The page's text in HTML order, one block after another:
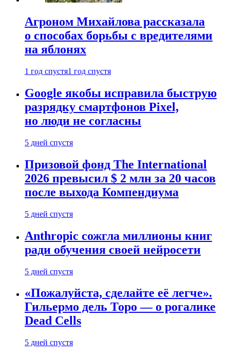
Агроном Михайлова рассказала
о способах борьбы с вредителями
на яблонях
1 год спустя1 год спустя
Google якобы исправила быструю
разрядку смартфонов Pixel,
но люди не согласны
5 дней спустя
Призовой фонд The International
2026 превысил $ 2 млн за 20 часов
после выхода Компендиума
5 дней спустя
Anthropic сожгла миллионы книг
ради обучения своей нейросети
5 дней спустя
«Пожалуйста, сделайте её легче».
Гильермо дель Торо — о рогалике
Dead Cells
5 дней спустя